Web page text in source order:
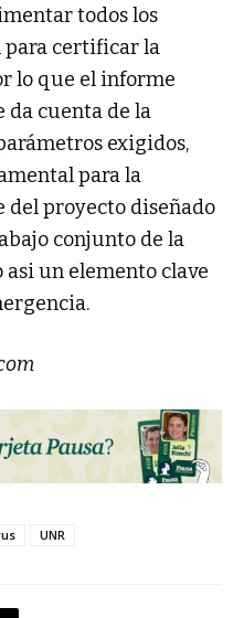
todos los
para certificar la
lo que el informe
da cuenta de la
exigidos,
para la
del proyecto diseñado
conjunto de la
un elemento clave
UNR